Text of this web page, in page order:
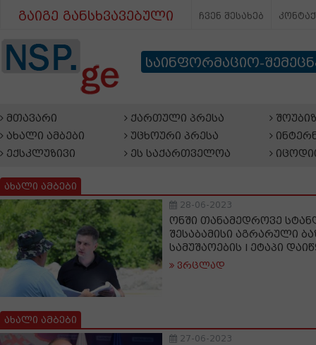
გაიგე განსხვავებული ჩვენ შესახებ
საინფორმაციო-
მთავარი
ახალი ამბები
ექსკლუზივი
ქართული პრესა
უცხოური პრესა
ეს საქართველოა
ახალი ამბები
28-06-2023
ონში თანამედროვე
შესაბამისი აგრარული
სამუშაოების I ეტაპი
ვრცლად
ახალი ამბები
27-06-2023